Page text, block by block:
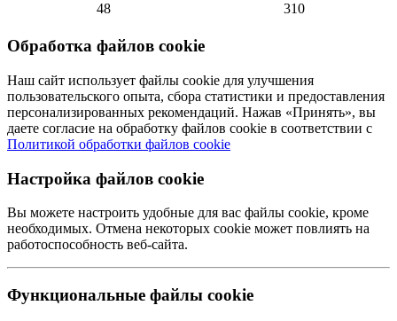
48
310
Обработка файлов cookie
Наш сайт использует файлы cookie для улучшения
пользовательского опыта, сбора статистики и предоставления
персонализированных рекомендаций. Нажав «Принять», вы
даете согласие на обработку файлов cookie в соответствии с
Политикой обработки файлов cookie
Настройка файлов cookie
Вы можете настроить удобные для вас файлы cookie, кроме
необходимых. Отмена некоторых cookie может повлиять на
работоспособность веб-сайта.
Функциональные файлы cookie